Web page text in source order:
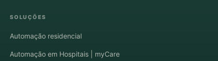
SOLUÇÕES
Automação residencial
Automação em Hospitais | myCare